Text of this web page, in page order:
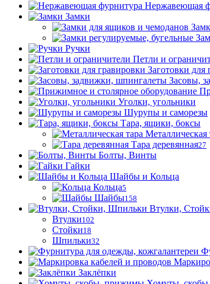
Нержавеющая
Замки
Ручки
Петли и
Заготовки для
Засовы,
Уголки, угольники
Шурупы и саморезы
Тара, ящики, боксы
Металлическая
Тара деревянная27
Болты, Винты
Гайки
Шайбы и Кольца
Кольца5
Шайбы158
Втулки,
Втулки102
Стойки18
Шпильки32
Заклёпки